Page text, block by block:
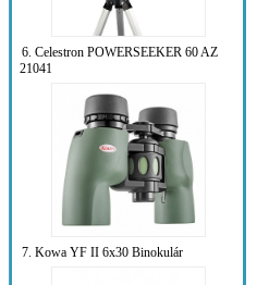
6. Celestron POWERSEEKER 60 AZ
21041
7. Kowa YF II 6x30 Binokulár